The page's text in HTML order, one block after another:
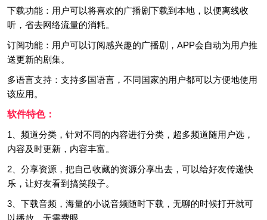
下载功能：用户可以将喜欢的广播剧下载到本地，以便离线收
听，省去网络流量的消耗。
订阅功能：用户可以订阅感兴趣的广播剧，APP会自动为用户推
送更新的剧集。
多语言支持：支持多国语言，不同国家的用户都可以方便地使用
该应用。
软件特色：
1、频道分类，针对不同的内容进行分类，超多频道随用户选，
内容及时更新，内容丰富。
2、分享资源，把自己收藏的资源分享出去，可以给好友传递快
乐，让好友看到搞笑段子。
3、下载音频，海量的小说音频随时下载，无聊的时候打开就可
以播放，无需费眼。